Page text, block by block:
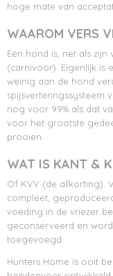
hoge mate van
WAAROM VERS
Een hond is, net als
(carnivoor). Eigenlijk is
weinig aan de hond
spijsverteringssysteem
nog voor 99% als dat
voor het grootste
prooien.
WAT IS KANT &
Of KVV (de afkorting).
compleet,
voeding in de vriezer
geconserveerd en
toegevoegd
Hunters Home is ooit